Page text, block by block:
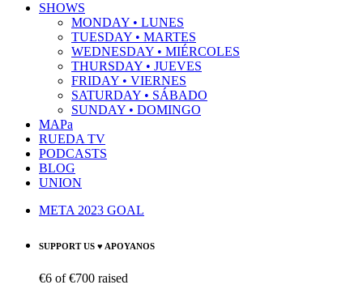
SHOWS
MONDAY • LUNES
TUESDAY • MARTES
WEDNESDAY • MIÉRCOLES
THURSDAY • JUEVES
FRIDAY • VIERNES
SATURDAY • SÁBADO
SUNDAY • DOMINGO
MAPa
RUEDA TV
PODCASTS
BLOG
UNION
META 2023 GOAL
SUPPORT US ♥ APOYANOS
€6 of€700 raised